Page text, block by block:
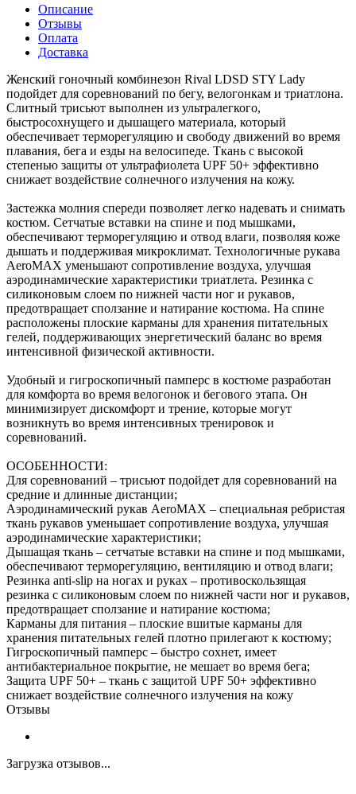
Описание
Отзывы
Оплата
Доставка
Женский гоночный комбинезон Rival LDSD STY Lady
подойдет для соревнований по бегу, велогонкам и триатлона.
Слитный трисьют выполнен из ультралегкого,
быстросохнущего и дышащего материала, который
обеспечивает терморегуляцию и свободу движений во время
плавания, бега и езды на велосипеде. Ткань с высокой
степенью защиты от ультрафиолета UPF 50+ эффективно
снижает воздействие солнечного излучения на кожу.
Застежка молния спереди позволяет легко надевать и снимать
костюм. Сетчатые вставки на спине и под мышками,
обеспечивают терморегуляцию и отвод влаги, позволяя коже
дышать и поддерживая микроклимат. Технологичные рукава
AeroMAX уменьшают сопротивление воздуха, улучшая
аэродинамические характеристики триатлета. Резинка с
силиконовым слоем по нижней части ног и рукавов,
предотвращает сползание и натирание костюма. На спине
расположены плоские карманы для хранения питательных
гелей, поддерживающих энергетический баланс во время
интенсивной физической активности.
Удобный и гигроскопичный памперс в костюме разработан
для комфорта во время велогонок и бегового этапа. Он
минимизирует дискомфорт и трение, которые могут
возникнуть во время интенсивных тренировок и
соревнований.
ОСОБЕННОСТИ:
Для соревнований – трисьют подойдет для соревнований на
средние и длинные дистанции;
Аэродинамический рукав AeroMAX – специальная ребристая
ткань рукавов уменьшает сопротивление воздуха, улучшая
аэродинамические характеристики;
Дышащая ткань – сетчатые вставки на спине и под мышками,
обеспечивают терморегуляцию, вентиляцию и отвод влаги;
Резинка anti-slip на ногах и руках – противоскользящая
резинка с силиконовым слоем по нижней части ног и рукавов,
предотвращает сползание и натирание костюма;
Карманы для питания – плоские вшитые карманы для
хранения питательных гелей плотно прилегают к костюму;
Гигроскопичный памперс – быстро сохнет, имеет
антибактериальное покрытие, не мешает во время бега;
Защита UPF 50+ – ткань с защитой UPF 50+ эффективно
снижает воздействие солнечного излучения на кожу
Отзывы
Загрузка отзывов...